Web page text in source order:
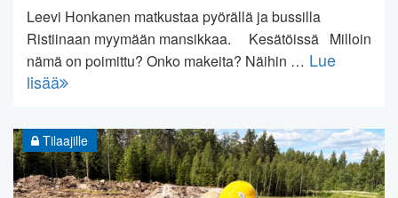
Leevi Honkanen matkustaa pyörällä ja bussilla
Ristiinaan myymään mansikkaa. Kesätöissä Milloin
nämä on poimittu? Onko makeita? Näihin … Lue
lisää
Tilaajille